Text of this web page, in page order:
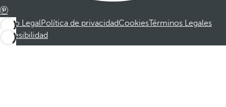
Aviso LegalPolítica de privacidadCookies Términos Legales
Accesibilidad